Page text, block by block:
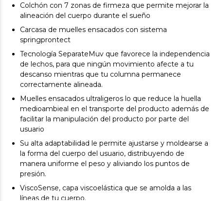
Colchón con 7 zonas de firmeza que permite mejorar la
alineación del cuerpo durante el sueño
Carcasa de muelles ensacados con sistema
springprontect
Tecnología SeparateMuv que favorece la independencia
de lechos, para que ningún movimiento afecte a tu
descanso mientras que tu columna permanece
correctamente alineada.
Muelles ensacados ultraligeros lo que reduce la huella
medioambieal en el transporte del producto además de
facilitar la manipulación del producto por parte del
usuario
Su alta adaptabilidad le permite ajustarse y moldearse a
la forma del cuerpo del usuario, distribuyendo de
manera uniforme el peso y aliviando los puntos de
presión.
ViscoSense, capa viscoelástica que se amolda a las
líneas de tu cuerpo.